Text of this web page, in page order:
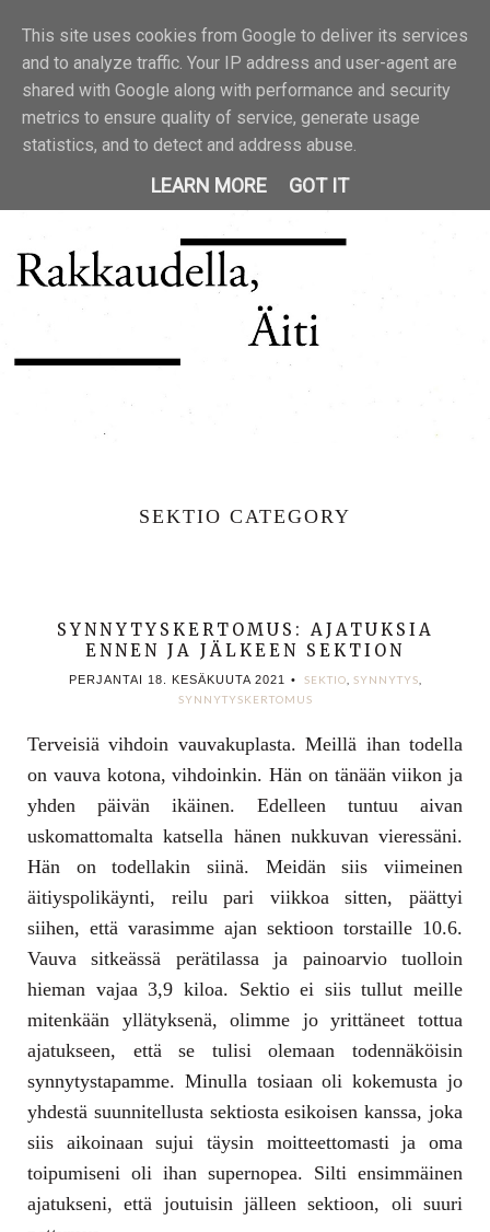
SEKTIO CATEGORY
SYNNYTYSKERTOMUS: AJATUKSIA
ENNEN JA JÄLKEEN SEKTION
PERJANTAI 18. KESÄKUUTA 2021 • SEKTIO SYNNYTYS
SYNNYTYSKERTOMUS
Terveisiä vihdoin vauvakuplasta. Meillä ihan todella
on vauva kotona, vihdoinkin. Hän on tänään viikon ja
yhden päivän ikäinen. Edelleen tuntuu aivan
uskomattomalta katsella hänen nukkuvan vieressäni.
Hän on todellakin siinä. Meidän siis viimeinen
äitiyspolikäynti, reilu pari viikkoa sitten, päättyi
siihen, että varasimme ajan sektioon torstaille 10.6.
Vauva sitkeässä perätilassa ja painoarvio tuolloin
hieman vajaa 3,9 kiloa. Sektio ei siis tullut meille
mitenkään yllätyksenä, olimme jo yrittäneet tottua
ajatukseen, että se tulisi olemaan todennäköisin
synnytystapamme. Minulla tosiaan oli kokemusta jo
yhdestä suunnitellusta sektiosta esikoisen kanssa, joka
siis aikoinaan sujui täysin moitteettomasti ja oma
toipumiseni oli ihan supernopea. Silti ensimmäinen
ajatukseni, että joutuisin jälleen sektioon, oli suuri
This site uses cookies from Google to deliver its services
and to analyze traffic. Your IP address and user-agent are
shared with Google along with performance and security
metrics to ensure quality of service, generate usage
statistics, and to detect and address abuse.
LEARN MORE GOT IT